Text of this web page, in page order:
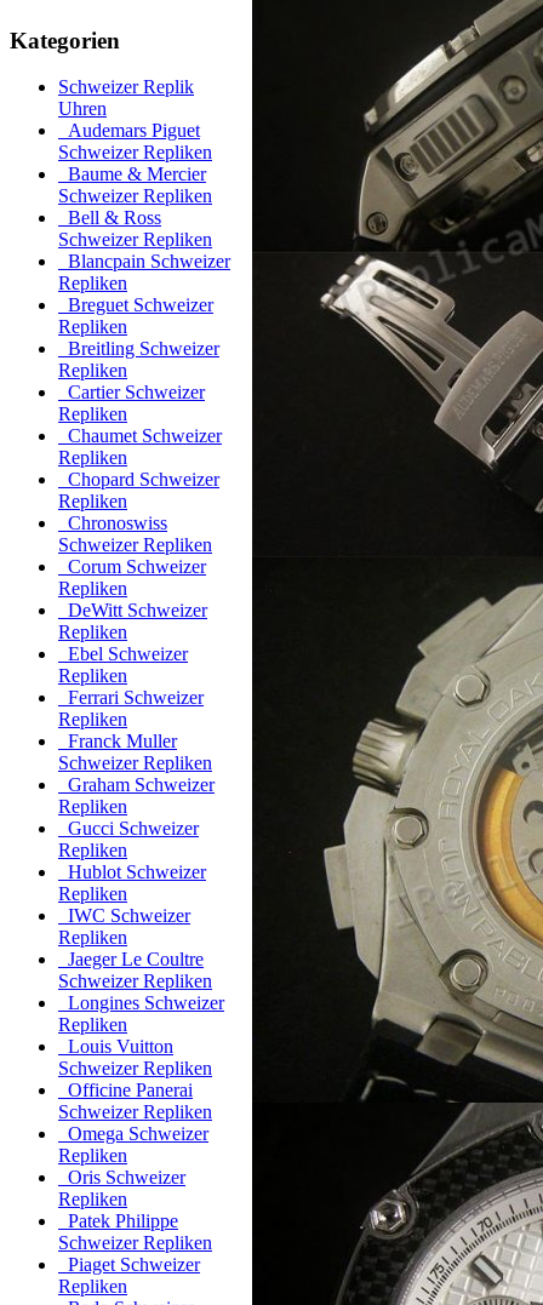
Kategorien
Schweizer Replik
Uhren
Audemars Piguet
Schweizer Repliken
Baume & Mercier
Schweizer Repliken
Bell & Ross
Schweizer Repliken
Blancpain Schweizer
Repliken
Breguet Schweizer
Repliken
Breitling Schweizer
Repliken
Cartier Schweizer
Repliken
Chaumet Schweizer
Repliken
Chopard Schweizer
Repliken
Chronoswiss
Schweizer Repliken
Corum Schweizer
Repliken
DeWitt Schweizer
Repliken
Ebel Schweizer
Repliken
Ferrari Schweizer
Repliken
Franck Muller
Schweizer Repliken
Graham Schweizer
Repliken
Gucci Schweizer
Repliken
Hublot Schweizer
Repliken
IWC Schweizer
Repliken
Jaeger Le Coultre
Schweizer Repliken
Longines Schweizer
Repliken
Louis Vuitton
Schweizer Repliken
Officine Panerai
Schweizer Repliken
Omega Schweizer
Repliken
Oris Schweizer
Repliken
Patek Philippe
Schweizer Repliken
Piaget Schweizer
Repliken